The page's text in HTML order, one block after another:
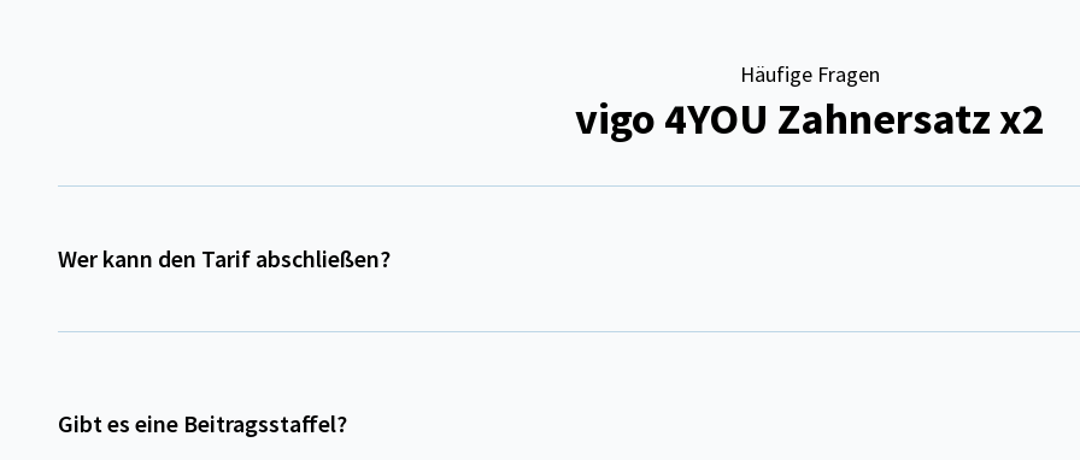
Häufige Fragen
vigo 4YOU Zahnersatz x2
Wer kann den Tarif abschließen?
Gibt es eine Beitragsstaffel?